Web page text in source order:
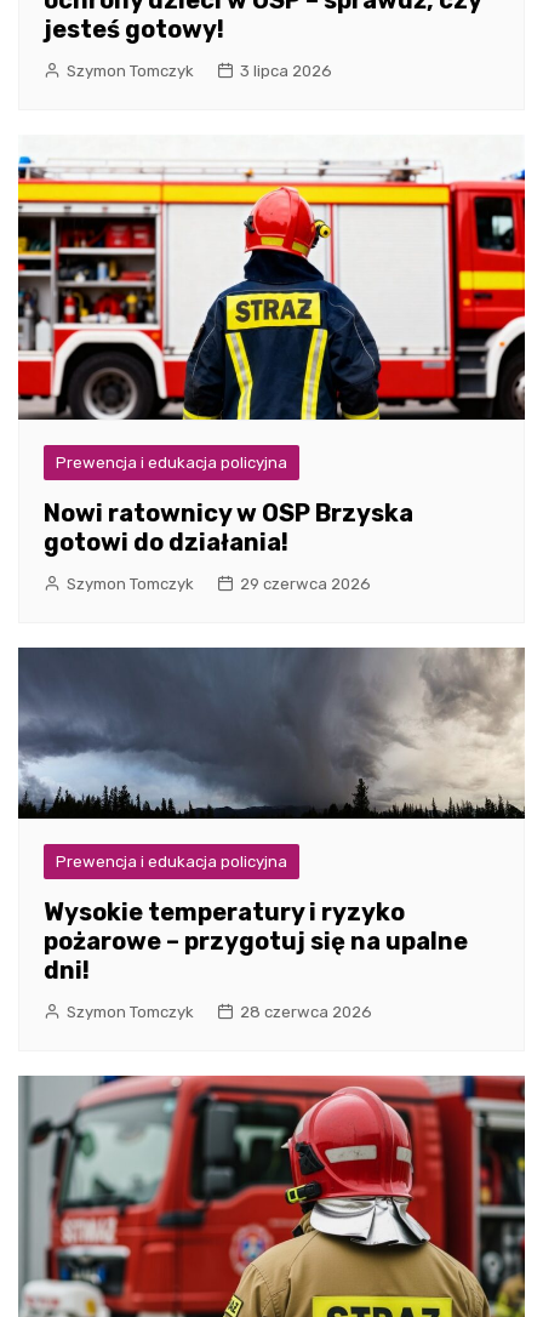
jesteś gotowy!
Szymon Tomczyk 3 lipca 2026
Prewencja i edukacja policyjna
Nowi ratownicy w OSP Brzyska
gotowi do działania!
Szymon Tomczyk 29 czerwca 2026
Prewencja i edukacja policyjna
Wysokie temperatury i ryzyko
pożarowe – przygotuj się na upalne
dni!
Szymon Tomczyk 28 czerwca 2026